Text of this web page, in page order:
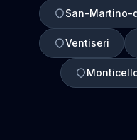
San-Martino-
Ventiseri